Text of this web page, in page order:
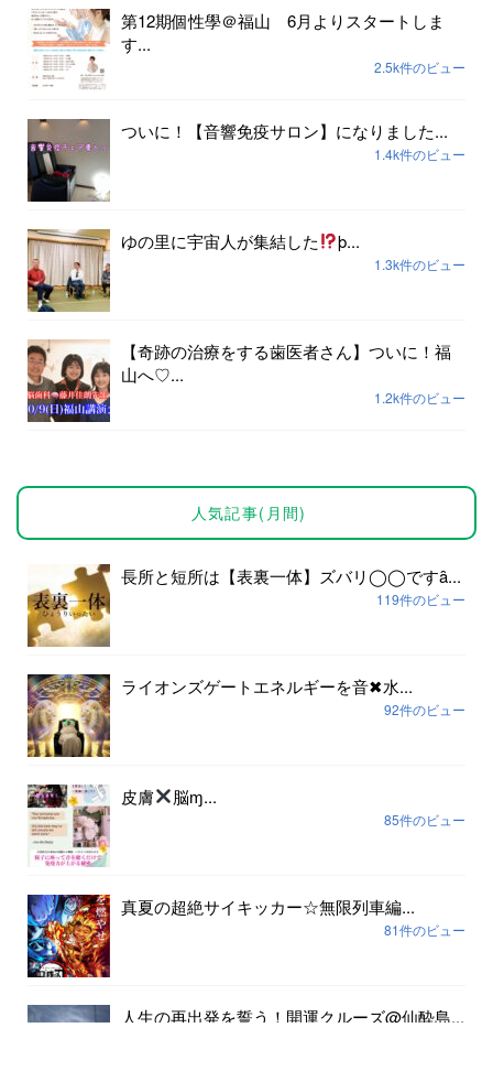
第12期個性學＠福山 6月よりスタートしま
す...
2.5k件のビュー
ついに！【音響免疫サロン】になりました...
1.4k件のビュー
ゆの里に宇宙人が集結した þ...
1.3k件のビュー
【奇跡の治療をする歯医者さん】ついに！福
山へ♡...
1.2k件のビュー
人気記事(月間)
長所と短所は【表裏一体】ズバリ◯◯ですȃ...
119件のビュー
ライオンズゲートエネルギーを音✖︎水...
92件のビュー
皮膚 脳ɱ...
85件のビュー
真夏の超絶サイキッカー☆無限列車編...
81件のビュー
人生の再出発を誓う！開運クルーズ@仙酔島...